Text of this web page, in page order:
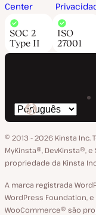
Center
SOC 2
Type II
ISO
27001
Trocar
o
idioma
© 2013 - 2026 Kinsta
MyKinsta®‚ DevKinsta®‚
propriedade da Kinsta
A marca registrada
WordPress Foundation,
WooCommerce® são